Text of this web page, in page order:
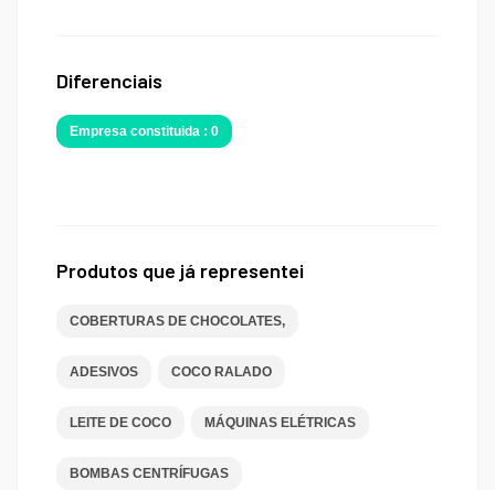
Diferenciais
Empresa constituida : 0
Produtos que já representei
COBERTURAS DE CHOCOLATES,
ADESIVOS COCO RALADO
LEITE DE COCO MÁQUINAS ELÉTRICAS
BOMBAS CENTRÍFUGAS